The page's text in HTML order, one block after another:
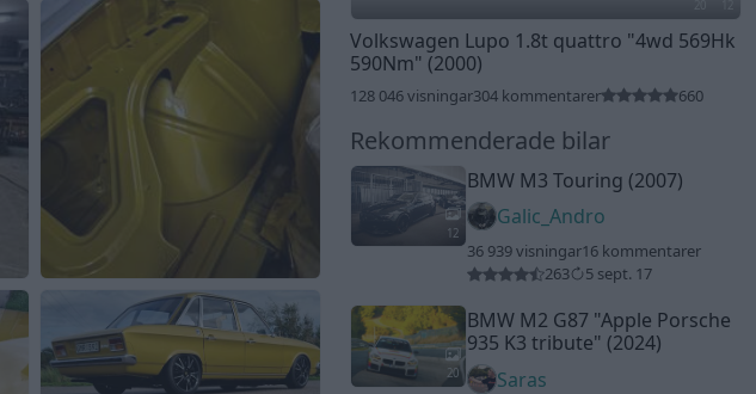
Volkswagen Lupo 1.8t quattro "4wd 569Hk
590Nm" (2000)
128 046 visningar304 kommentarer 660
Rekommenderade bilar
12
BMW M3 Touring (2007)
Galic_Andro
36 939 visningar16 kommentarer
263
5 sept. 17
20
BMW M2 G87 "Apple Porsche
935 K3 tribute" (2024)
Saras